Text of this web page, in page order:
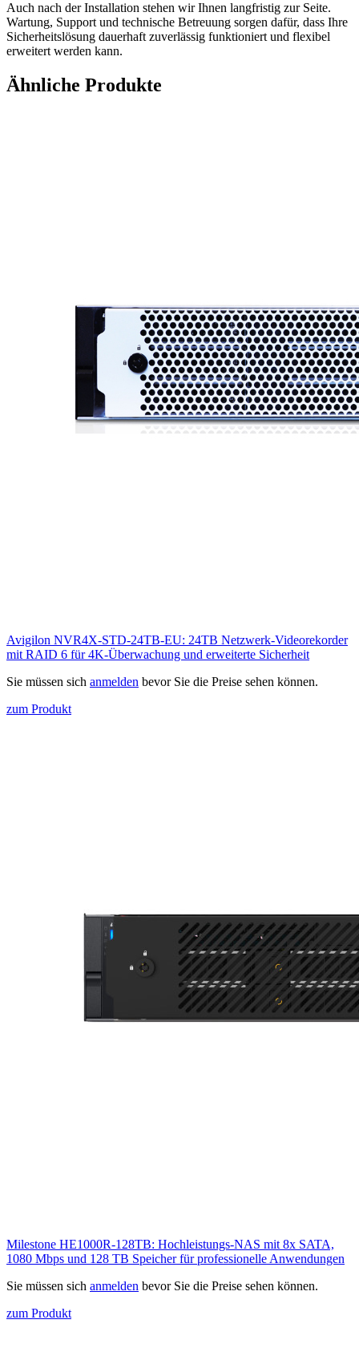
Auch nach der Installation stehen wir Ihnen langfristig zur Seite.
Wartung, Support und technische Betreuung sorgen dafür, dass Ihre
Sicherheitslösung dauerhaft zuverlässig funktioniert und flexibel
erweitert werden kann.
Ähnliche Produkte
Avigilon NVR4X-STD-24TB-EU: 24TB Netzwerk-Videorekorder
mit RAID 6 für 4K-Überwachung und erweiterte Sicherheit
Sie müssen sich anmelden bevor Sie die Preise sehen können.
zum Produkt
Milestone HE1000R-128TB: Hochleistungs-NAS mit 8x SATA,
1080 Mbps und 128 TB Speicher für professionelle Anwendungen
Sie müssen sich anmelden bevor Sie die Preise sehen können.
zum Produkt